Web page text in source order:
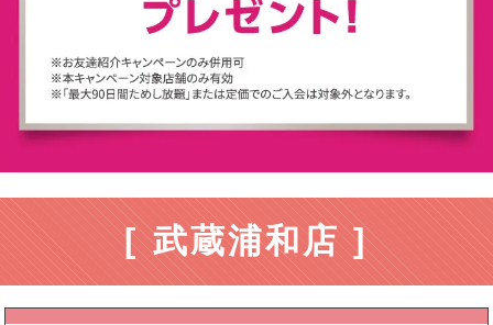
[ 武蔵浦和店 ]